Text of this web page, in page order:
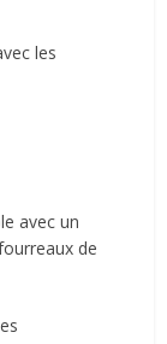
les
avec un
de